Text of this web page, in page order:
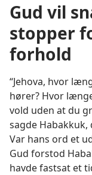
Gud vil
stopper
forhold
“Jehova, hvor
hører? Hvor
vold uden at du
sagde
Var hans ord et
Gud forstod
havde fastsat et